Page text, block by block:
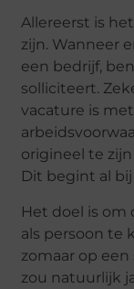
Allereerst is
zijn. Wanneer
een bedrijf,
solliciteert.
vacature is
origineel te
Dit begint al
Het doel is om
als persoon te
zomaar op
zou natuurlijk